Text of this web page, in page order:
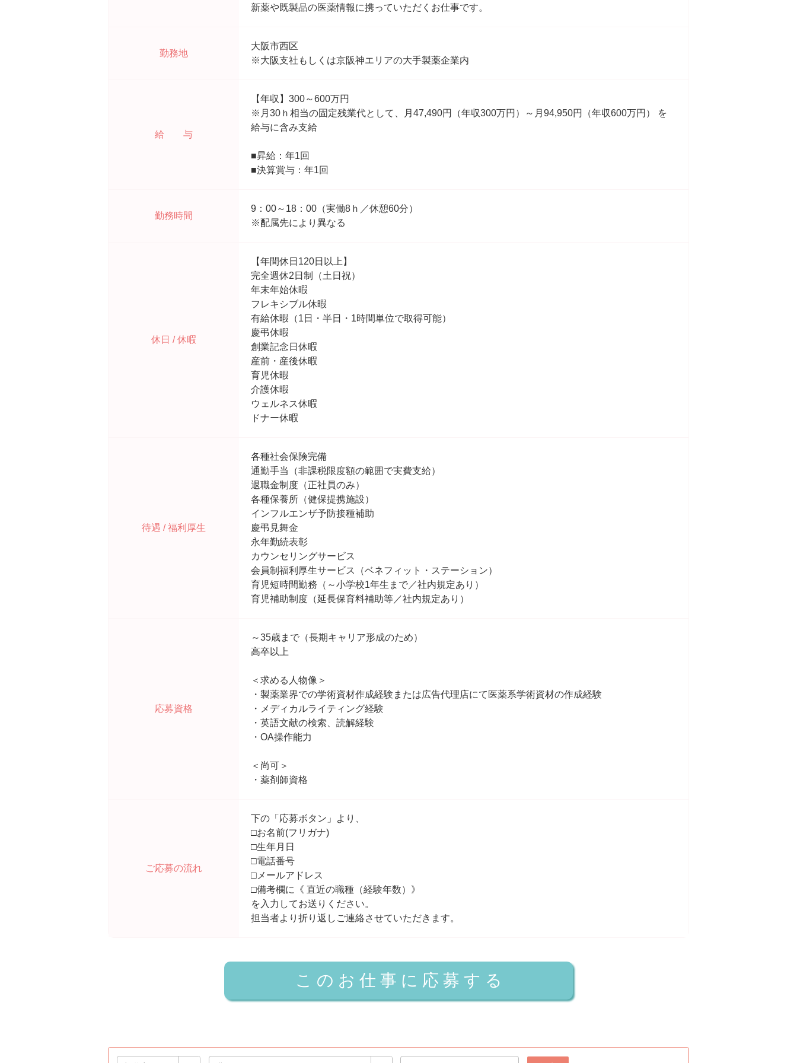
新薬や既製品の医薬情報に携っていただくお仕事です。
勤務地
大阪市西区
※大阪支社もしくは京阪神エリアの大手製薬企業内
給 与
【年収】300～600万円
※月30ｈ相当の固定残業代として、月47,490円（年収300万円）～月94,950円（年収600万円） を
給与に含み支給
■昇給：年1回
■決算賞与：年1回
勤務時間
9：00～18：00（実働8ｈ／休憩60分）
※配属先により異なる
休日 / 休暇
【年間休日120日以上】
完全週休2日制（土日祝）
年末年始休暇
フレキシブル休暇
有給休暇（1日・半日・1時間単位で取得可能）
慶弔休暇
創業記念日休暇
産前・産後休暇
育児休暇
介護休暇
ウェルネス休暇
ドナー休暇
待遇 / 福利厚生
各種社会保険完備
通勤手当（非課税限度額の範囲で実費支給）
退職金制度（正社員のみ）
各種保養所（健保提携施設）
インフルエンザ予防接種補助
慶弔見舞金
永年勤続表彰
カウンセリングサービス
会員制福利厚生サービス（ベネフィット・ステーション）
育児短時間勤務（～小学校1年生まで／社内規定あり）
育児補助制度（延長保育料補助等／社内規定あり）
応募資格
～35歳まで（長期キャリア形成のため）
高卒以上
＜求める人物像＞
・製薬業界での学術資材作成経験または広告代理店にて医薬系学術資材の作成経験
・メディカルライティング経験
・英語文献の検索、読解経験
・OA操作能力
＜尚可＞
・薬剤師資格
ご応募の流れ
下の「応募ボタン」より、
□お名前(フリガナ)
□生年月日
□電話番号
□メールアドレス
□備考欄に《 直近の職種（経験年数）》
を入力してお送りください。
担当者より折り返しご連絡させていただきます。